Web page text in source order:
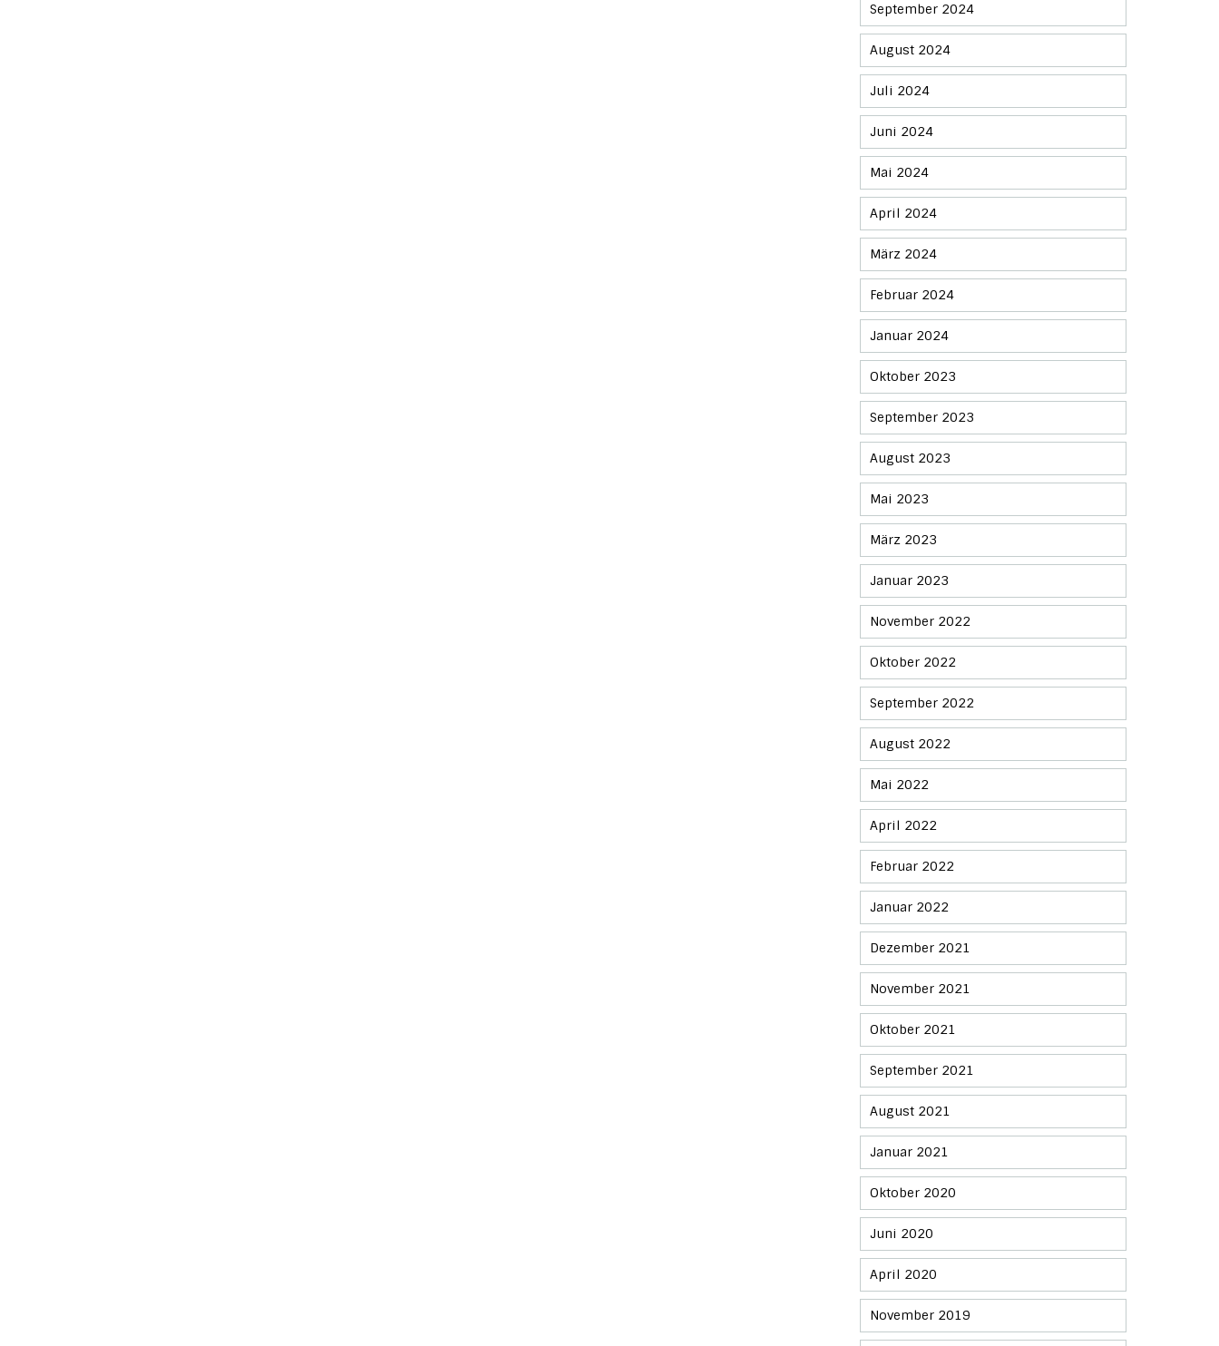
September 2024
August 2024
Juli 2024
Juni 2024
Mai 2024
April 2024
März 2024
Februar 2024
Januar 2024
Oktober 2023
September 2023
August 2023
Mai 2023
März 2023
Januar 2023
November 2022
Oktober 2022
September 2022
August 2022
Mai 2022
April 2022
Februar 2022
Januar 2022
Dezember 2021
November 2021
Oktober 2021
September 2021
August 2021
Januar 2021
Oktober 2020
Juni 2020
April 2020
November 2019